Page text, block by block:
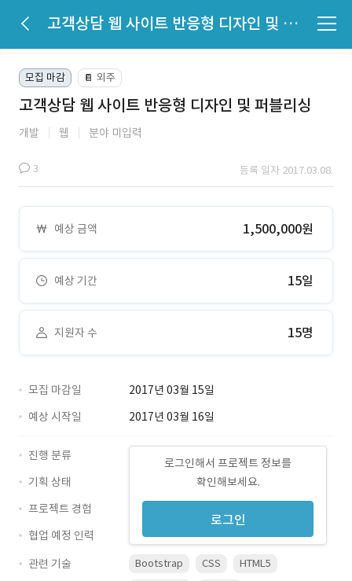
고객상담 웹 사이트 반응형 디자인 및 퍼블리싱
모집 마감 📔 외주
고객상담 웹 사이트 반응형 디자인 및 퍼블리싱
개발 웹 분야 미입력
3 등록 일자 2017.03.08.
예상 금액 1,500,000원
예상 기간 15일
지원자 수 15명
모집 마감일
2017년 03월 15일
예상 시작일
2017년 03월 16일
로그인해서 프로젝트 정보를
확인해보세요.
로그인
진행 분류
기획 상태
프로젝트 경험
협업 예정 인력
관련 기술
Bootstrap CSS
HTML5